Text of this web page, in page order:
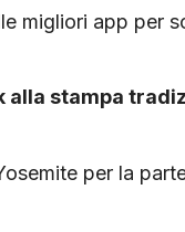
migliori app per
alla stampa
per la